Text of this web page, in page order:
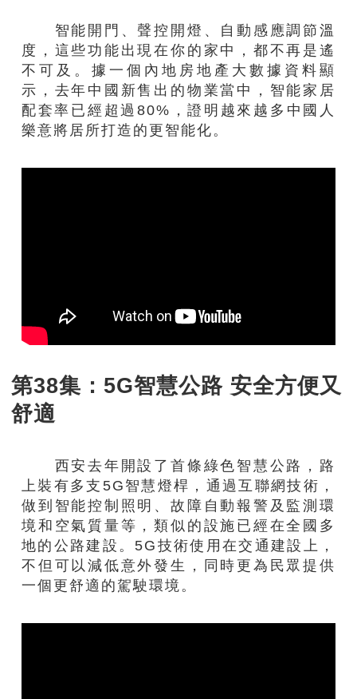
智能開門、聲控開燈、自動感應調節溫
度，這些功能出現在你的家中，都不再是遙
不可及。據一個內地房地產大數據資料顯
示，去年中國新售出的物業當中，智能家居
配套率已經超過80%，證明越來越多中國人
樂意將居所打造的更智能化。
第38集：5G智慧公路 安全方便又
舒適
西安去年開設了首條綠色智慧公路，路
上裝有多支5G智慧燈桿，通過互聯網技術，
做到智能控制照明、故障自動報警及監測環
境和空氣質量等，類似的設施已經在全國多
地的公路建設。5G技術使用在交通建設上，
不但可以減低意外發生，同時更為民眾提供
一個更舒適的駕駛環境。